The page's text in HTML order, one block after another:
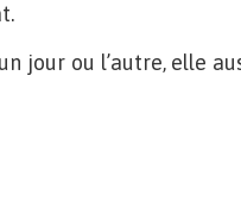
jour ou l’autre, elle